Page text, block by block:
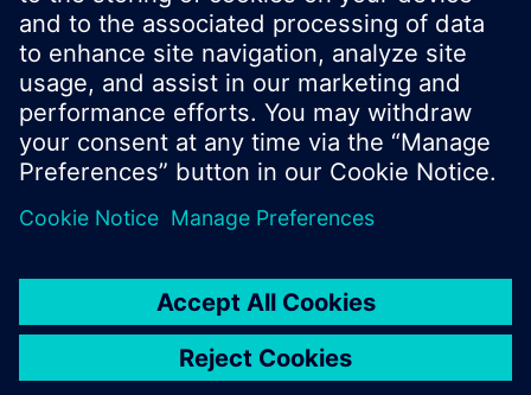
© Siemens Nederland N.V. 2017
Productportfolio en prijzen kunnen variëren per
Gebruikershandleiding